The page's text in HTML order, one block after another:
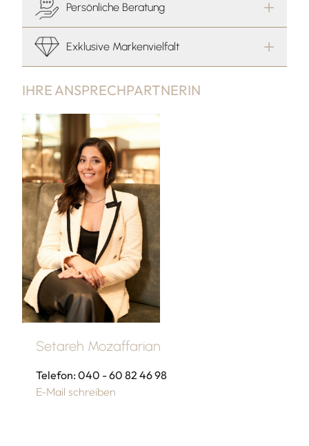
IHRE ANSPRECHPARTNERIN
Setareh Mozaffarian
Telefon: 040 - 60 82 46 98
E-Mail schreiben
Persönliche Beratung
Exklusive Markenvielfalt